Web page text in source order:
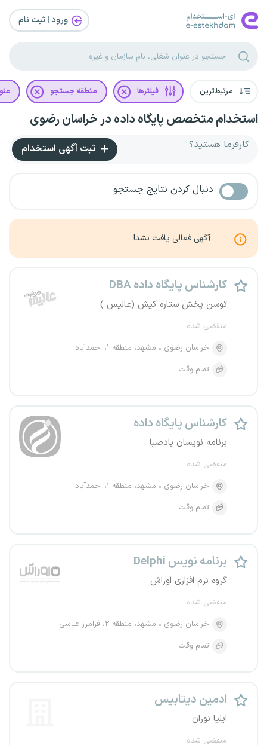
ورود | ثبت‌ نام
مرتبط‌ترین فیلترها منطقه جستجو
استخدام متخصص پایگاه داده در خراسان رضوی
کارفرما هستید؟ ثبت آگهی استخدام
دنبال کردن نتایج جستجو
آگهی فعالی یافت نشد!
کارشناس پایگاه داده DBA
توسن پخش ستاره کیش (عالیس )
منقضی شده
خراسان رضوی
مشهد، منطقه ۱، احمدآباد
تمام وقت
کارشناس پایگاه داده
برنامه نویسان بادصبا
منقضی شده
خراسان رضوی
مشهد، منطقه ۱، احمدآباد
تمام وقت
برنامه نویس Delphi
گروه نرم افزاری اوراش
منقضی شده
خراسان رضوی
مشهد، منطقه ۲، فرامرز عباسی
تمام وقت
ادمین دیتابیس
ایلیا نوران
منقضی شده